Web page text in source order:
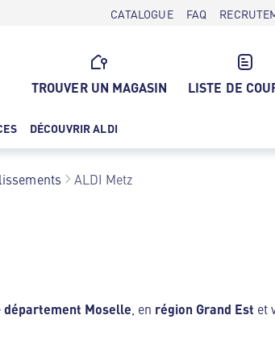
CATALOGUE FAQ
TROUVER UN MAGASIN LISTE DE
DÉCOUVRIR ALDI
ALDI Metz
département Moselle , en région Grand Est et